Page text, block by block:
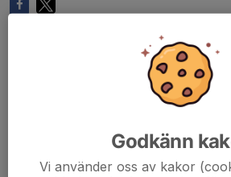
Godkänn
Vi använder oss av kakor